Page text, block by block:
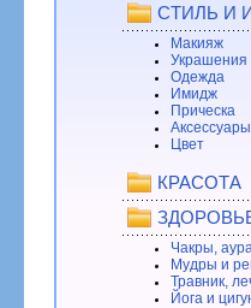
СТИЛЬ И
Макияж
Украшения
Одежда
Имидж
Прическа
Аксессуары
Цвет
КРАСОТА
Чакры,
Мудры и
Травник,
Йога и